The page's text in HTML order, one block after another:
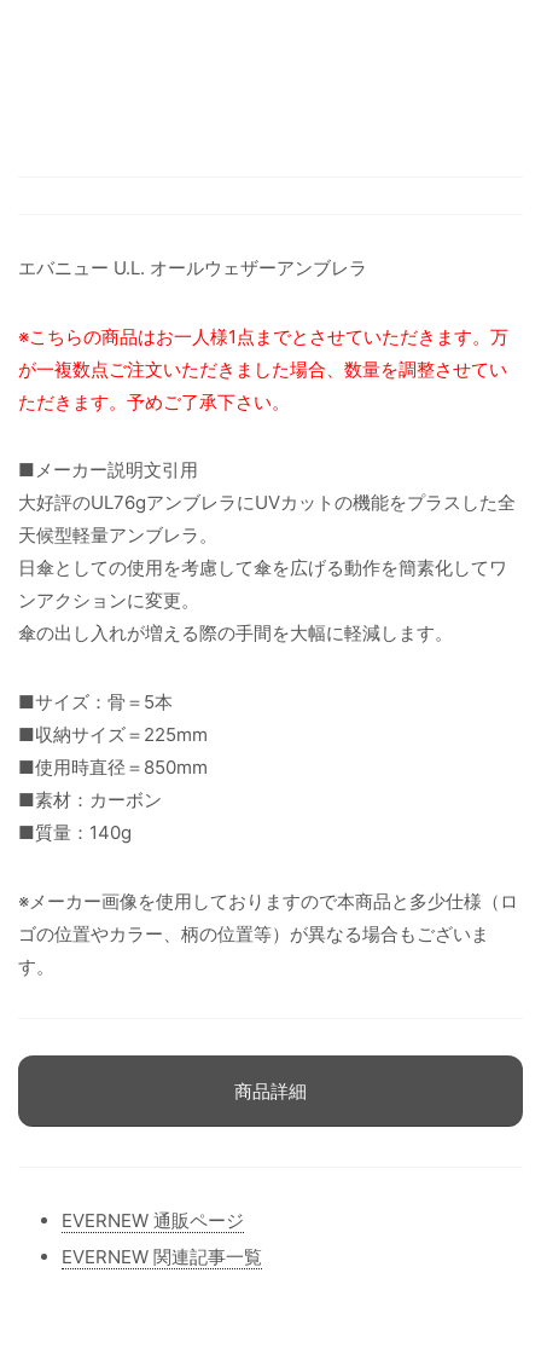
エバニュー U.L. オールウェザーアンブレラ
※こちらの商品はお一人様1点までとさせていただきます。万
が一複数点ご注文いただきました場合、数量を調整させてい
ただきます。予めご了承下さい。
■メーカー説明文引用
大好評のUL76gアンブレラにUVカットの機能をプラスした全
天候型軽量アンブレラ。
日傘としての使用を考慮して傘を広げる動作を簡素化してワ
ンアクションに変更。
傘の出し入れが増える際の手間を大幅に軽減します。
■サイズ：骨＝5本
■収納サイズ＝225mm
■使用時直径＝850mm
■素材：カーボン
■質量：140g
※メーカー画像を使用しておりますので本商品と多少仕様（ロ
ゴの位置やカラー、柄の位置等）が異なる場合もございま
す。
商品詳細
EVERNEW 通販ページ
EVERNEW 関連記事一覧